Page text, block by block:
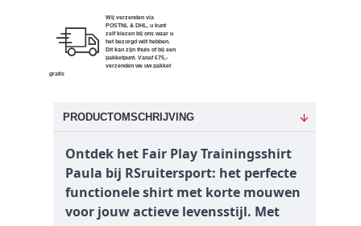
Wij verzenden via
POSTNL & DHL, u kunt
zelf kiezen bij ons waar u
het bezorgd wilt hebben.
Dit kan zijn thuis of bij een
pakketpunt. Vanaf €75,-
verzenden we uw pakket
gratis
PRODUCTOMSCHRIJVING
Ontdek het Fair Play Trainingsshirt
Paula bij RSruitersport: het perfecte
functionele shirt met korte mouwen
voor jouw actieve levensstijl. Met